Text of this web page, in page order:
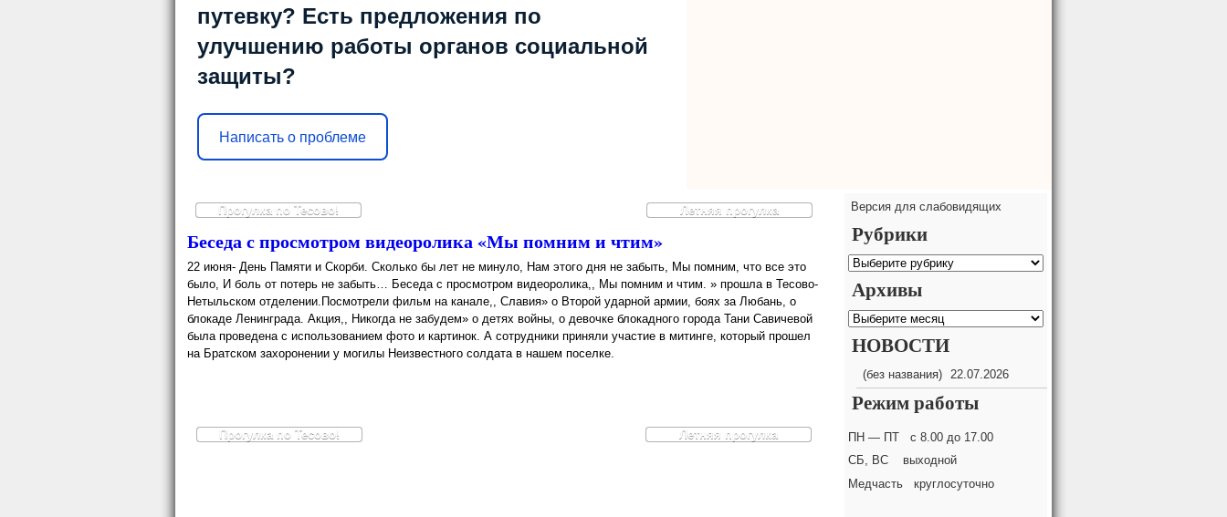
путевку? Есть предложения по
улучшению работы органов социальной
защиты?
Написать о проблеме
Прогулка по Тесово! Летняя прогулка
Беседа с просмотром видеоролика «Мы помним и чтим»
22 июня- День Памяти и Скорби. Сколько бы лет не минуло, Нам этого дня не забыть, Мы помним, что все это
было, И боль от потерь не забыть… Беседа с просмотром видеоролика,, Мы помним и чтим. » прошла в Тесово-
Нетыльском отделении.Посмотрели фильм на канале,, Славия» о Второй ударной армии, боях за Любань, о
блокаде Ленинграда. Акция,, Никогда не забудем» о детях войны, о девочке блокадного города Тани Савичевой
была проведена с использованием фото и картинок. А сотрудники приняли участие в митинге, который прошел
на Братском захоронении у могилы Неизвестного солдата в нашем поселке.
Прогулка по Тесово! Летняя прогулка
Версия для слабовидящих
Рубрики
Рубрики
Архивы
Архивы
НОВОСТИ
(без названия) 22.07.2026
Режим работы
ПН — ПТ с 8.00 до 17.00
СБ, ВС выходной
Медчасть круглосуточно